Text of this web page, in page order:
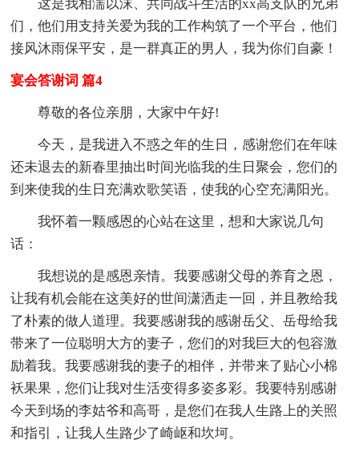
这是我相濡以沫、共同战斗生活的xx高支队的兄弟
们，他们用支持关爱为我的工作构筑了一个平台，他们
接风沐雨保平安，是一群真正的男人，我为你们自豪！
宴会答谢词 篇4
尊敬的各位亲朋，大家中午好!
今天，是我进入不惑之年的生日，感谢您们在年味
还未退去的新春里抽出时间光临我的生日聚会，您们的
到来使我的生日充满欢歌笑语，使我的心空充满阳光。
我怀着一颗感恩的心站在这里，想和大家说几句
话：
我想说的是感恩亲情。我要感谢父母的养育之恩，
让我有机会能在这美好的世间潇洒走一回，并且教给我
了朴素的做人道理。我要感谢我的感谢岳父、岳母给我
带来了一位聪明大方的妻子，您们的对我巨大的包容激
励着我。我要感谢我的妻子的相伴，并带来了贴心小棉
袄果果，您们让我对生活变得多姿多彩。我要特别感谢
今天到场的李姑爷和高哥，是您们在我人生路上的关照
和指引，让我人生路少了崎岖和坎坷。